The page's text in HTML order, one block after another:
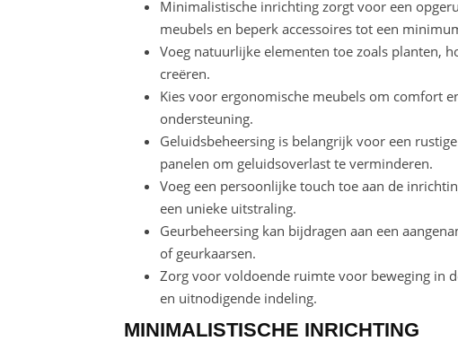
Minimalistische inrichting zorgt voor een
meubels en beperk accessoires tot een
Voeg natuurlijke elementen toe zoals planten,
creëren.
Kies voor ergonomische meubels om comfort
ondersteuning.
Geluidsbeheersing is belangrijk voor een
panelen om geluidsoverlast te verminderen.
Voeg een persoonlijke touch toe aan de
een unieke uitstraling.
Geurbeheersing kan bijdragen aan een
of geurkaarsen.
Zorg voor voldoende ruimte voor beweging in
en uitnodigende indeling.
MINIMALISTISCHE INRICHTING